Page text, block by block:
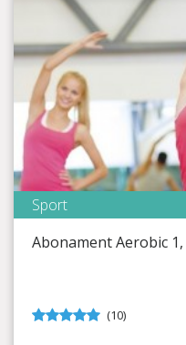
Sport
Abonament Aerobic 1,
(10)